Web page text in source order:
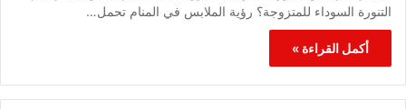
التنورة السوداء للمتزوجة؟ رؤية الملابس في المنام تحمل…
أكمل القراءة »